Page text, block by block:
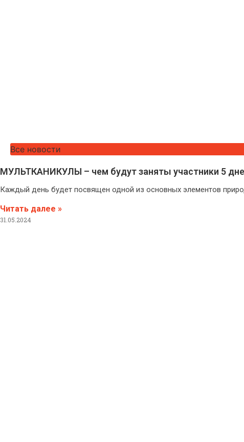
Все новости
МУЛЬТКАНИКУЛЫ – чем будут заняты участники 5
Каждый день будет посвящен одной из основных элементов
Читать далее »
31.05.2024